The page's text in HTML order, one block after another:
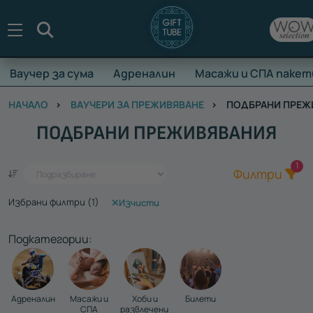
Ваучер за сума Адреналин Масажи и СПА
НАЧАЛО ВАУЧЕРИ ЗА ПРЕЖИВЯВАНЕ ПОДБРАНИ
ПОДБРАНИ ПРЕЖИВЯВАНИЯ
Един ваучер - стотици преживявания
Филтри
1
Избрани филтри (1) Изчисти
Подкатегории:
Адреналин
Масажи и
СПА
Хоби и
развлечения
Билети